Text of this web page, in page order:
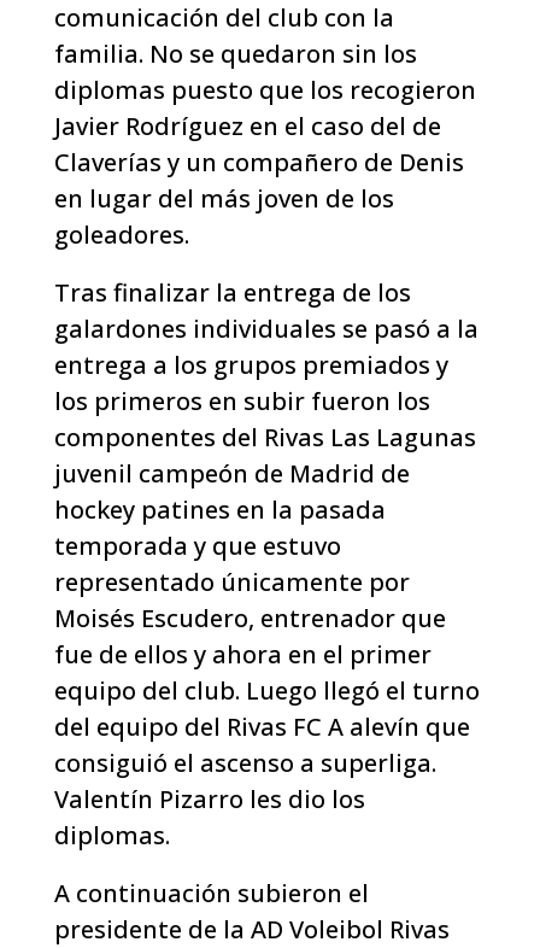
comunicación del club con la
familia. No se quedaron sin los
diplomas puesto que los recogieron
Javier Rodríguez en el caso del de
Claverías y un compañero de Denis
en lugar del más joven de los
goleadores.
Tras finalizar la entrega de los
galardones individuales se pasó a la
entrega a los grupos premiados y
los primeros en subir fueron los
componentes del Rivas Las Lagunas
juvenil campeón de Madrid de
hockey patines en la pasada
temporada y que estuvo
representado únicamente por
Moisés Escudero, entrenador que
fue de ellos y ahora en el primer
equipo del club. Luego llegó el turno
del equipo del Rivas FC A alevín que
consiguió el ascenso a superliga.
Valentín Pizarro les dio los
diplomas.
A continuación subieron el
presidente de la AD Voleibol Rivas